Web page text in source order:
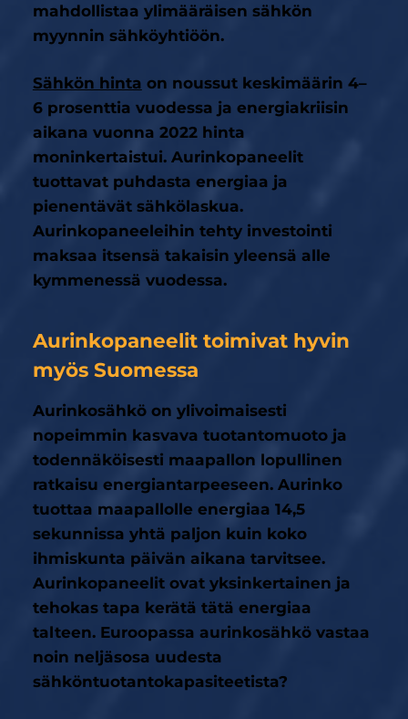
mahdollistaa ylimääräisen sähkön
myynnin sähköyhtiöön.
Sähkön hinta on noussut keskimäärin 4–
6 prosenttia vuodessa ja energiakriisin
aikana vuonna 2022 hinta
moninkertaistui. Aurinkopaneelit
tuottavat puhdasta energiaa ja
pienentävät sähkölaskua.
Aurinkopaneeleihin tehty investointi
maksaa itsensä takaisin yleensä alle
kymmenessä vuodessa.
Aurinkopaneelit toimivat hyvin
myös Suomessa
Aurinkosähkö on ylivoimaisesti
nopeimmin kasvava tuotantomuoto ja
todennäköisesti maapallon lopullinen
ratkaisu energiantarpeeseen. Aurinko
tuottaa maapallolle energiaa 14,5
sekunnissa yhtä paljon kuin koko
ihmiskunta päivän aikana tarvitsee.
Aurinkopaneelit ovat yksinkertainen ja
tehokas tapa kerätä tätä energiaa
talteen. Euroopassa aurinkosähkö vastaa
noin neljäsosa uudesta
sähköntuotantokapasiteetista?